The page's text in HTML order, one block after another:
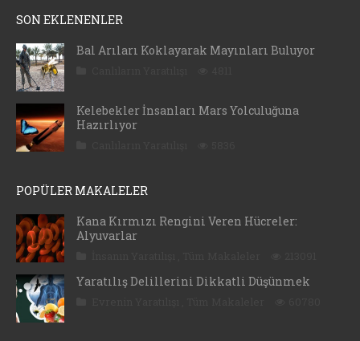
SON EKLENENLER
Bal Arıları Koklayarak Mayınları Buluyor
Kelebekler İnsanları Mars Yolculuğuna
Hazırlıyor
POPÜLER MAKALELER
Kana Kırmızı Rengini Veren Hücreler:
Alyuvarlar
Yaratılış Delillerini Dikkatli Düşünmek